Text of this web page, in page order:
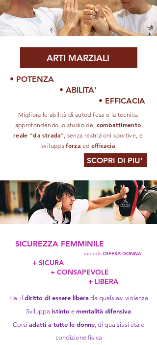
ARTI MARZIALI
• POTENZA
• ABILITA'
• EFFICACIA
Migliora le abilità di autodifesa e la tecnica
approfondendo lo studio del combattimento
reale "da strada", senza restrizioni sportive, e
sviluppaforza ed efficacia
SCOPRI DI PIU'
SICUREZZA FEMMINILE
metodo DIFESA DONNA
+ SICURA
+ CONSAPEVOLE
+ LIBERA
Hai il diritto di essere liberada qualsiasi violenza
Sviluppa istinto e mentalità difensiva
Corsi adatti a tutte le donne, di qualsiasi età e
condizione fisica